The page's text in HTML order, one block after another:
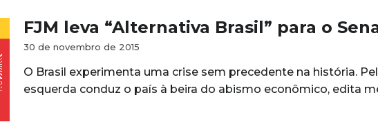
FJM leva “Alternativa Brasil” para o
30 de novembro de 2015
O Brasil experimenta uma crise sem precedente na história.
esquerda conduz o país à beira do abismo econômico, edita